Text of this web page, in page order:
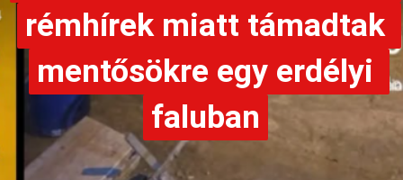
rémhírek miatt támadtak
mentősökre egy erdélyi
faluban
rémhírek miatt támadtak
mentősökre egy erdélyi
faluban